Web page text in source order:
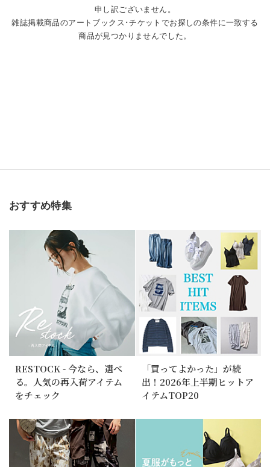
申し訳ございません。
雑誌掲載商品のアートブックス･チケットでお探しの条件に一致する
商品が見つかりませんでした。
おすすめ特集
RESTOCK - 今なら、選べ
る。人気の再入荷アイテム
をチェック
「買ってよかった」が続
出！2026年上半期ヒットア
イテムTOP20